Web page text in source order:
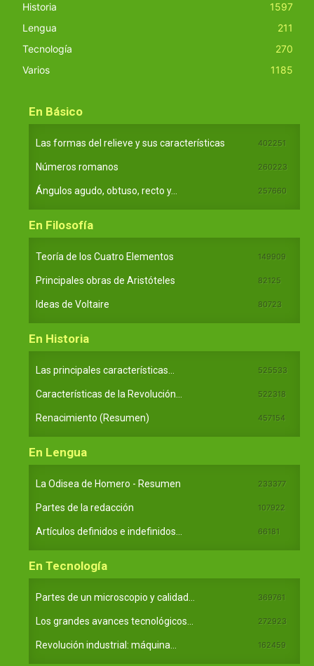
Historia
1597
Lengua
211
Tecnología
270
Varios
1185
En Básico
Las formas del relieve y sus características 402251
Números romanos 260223
Ángulos agudo, obtuso, recto y... 257660
En Filosofía
Teoría de los Cuatro Elementos 149909
Principales obras de Aristóteles 82125
Ideas de Voltaire 80723
En Historia
Las principales características... 525533
Características de la Revolución... 522318
Renacimiento (Resumen) 457154
En Lengua
La Odisea de Homero - Resumen 233377
Partes de la redacción 107922
Artículos definidos e indefinidos... 66181
En Tecnología
Partes de un microscopio y calidad... 369761
Los grandes avances tecnológicos... 272923
Revolución industrial: máquina... 162459